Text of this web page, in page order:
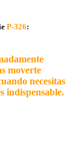
P-326:
moverte
necesitas
indispensable.